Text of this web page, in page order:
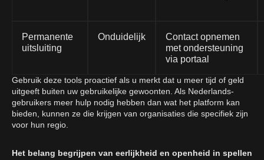
Permanente
uitsluiting
Onduidelijk
Contact opnemen
met ondersteuning
via portaal
Gebruik deze tools proactief als u merkt dat u meer tijd of geld
uitgeeft buiten uw gebruikelijke gewoonten. Als Nederlands-
gebruikers meer hulp nodig hebben dan wat het platform kan
bieden, kunnen ze die krijgen van organisaties die specifiek zijn
voor hun regio.
Het belang begrijpen van eerlijkheid en openheid in spellen